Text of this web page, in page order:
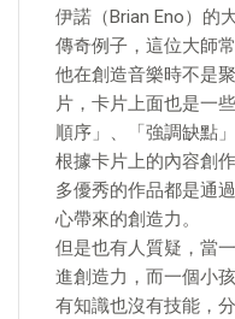
伊諾（Brian Eno）的
傳奇例子，這位大師
他在創造音樂時不是
片，卡片上面也是一
順序」、「強調缺點
根據卡片上的內容創
多優秀的作品都是通
心帶來的創造力。
但是也有人質疑，當
進創造力，而一個小
有知識也沒有技能，